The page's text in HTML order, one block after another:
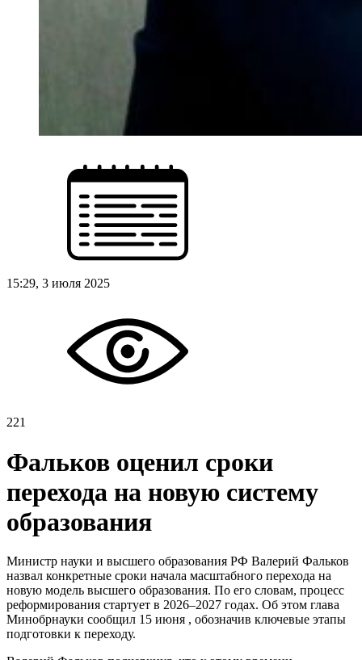
15:29, 3 июля 2025
221
Фальков оценил сроки
перехода на новую систему
образования
Министр науки и высшего образования РФ Валерий Фальков
назвал конкретные сроки начала масштабного перехода на
новую модель высшего образования. По его словам, процесс
реформирования стартует в 2026–2027 годах. Об этом глава
Минобрнауки сообщил 15 июня , обозначив ключевые этапы
подготовки к переходу.